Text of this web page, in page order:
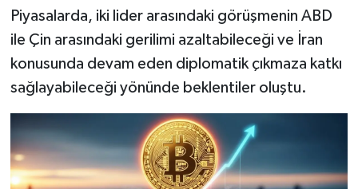
Piyasalarda, iki lider arasındaki görüşmenin ABD
ile Çin arasındaki gerilimi azaltabileceği ve İran
konusunda devam eden diplomatik çıkmaza katkı
sağlayabileceği yönünde beklentiler oluştu.